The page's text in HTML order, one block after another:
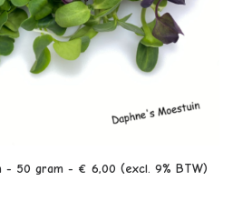
LEES VERDER
- 50 gram - € 6,00 (excl. 9% BTW)